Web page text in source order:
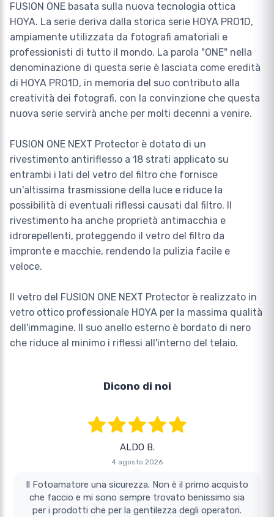
FUSION ONE basata sulla nuova tecnologia ottica
HOYA. La serie deriva dalla storica serie HOYA PRO1D,
ampiamente utilizzata da fotografi amatoriali e
professionisti di tutto il mondo. La parola "ONE" nella
denominazione di questa serie è lasciata come eredità
di HOYA PRO1D, in memoria del suo contributo alla
creatività dei fotografi, con la convinzione che questa
nuova serie servirà anche per molti decenni a venire.
FUSION ONE NEXT Protector è dotato di un
rivestimento antiriflesso a 18 strati applicato su
entrambi i lati del vetro del filtro che fornisce
un'altissima trasmissione della luce e riduce la
possibilità di eventuali riflessi causati dal filtro. Il
rivestimento ha anche proprietà antimacchia e
idrorepellenti, proteggendo il vetro del filtro da
impronte e macchie, rendendo la pulizia facile e
veloce.
Il vetro del FUSION ONE NEXT Protector è realizzato in
vetro ottico professionale HOYA per la massima qualità
dell'immagine. Il suo anello esterno è bordato di nero
che riduce al minimo i riflessi all'interno del telaio.
Dicono di noi
ALDO B.
4 agosto 2026
Il Fotoamatore una sicurezza. Non è il primo acquisto
che faccio e mi sono sempre trovato benissimo sia
per i prodotti che per la gentilezza degli operatori.